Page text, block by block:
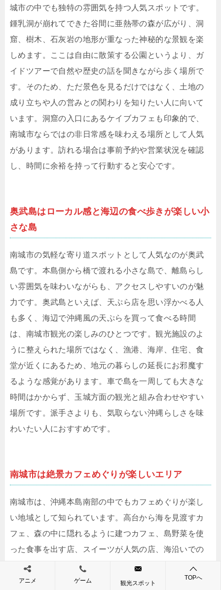
城市の中でも独特の雰囲気を持つ人気スポットです。
鍾乳洞が崩れてできた谷間に亜熱帯の森が広がり、洞
窟、樹木、石灰岩の地形が重なった神秘的な景観を楽
しめます。ここは自由に散策する公園というより、ガ
イドツアーで自然や歴史の話を聞きながら歩く場所で
す。そのため、ただ景色を見るだけではなく、土地の
成り立ちや人の営みとの関わりを知りたい人に向いて
います。洞窟の入口にあるケイブカフェも印象的で、
南城市ならではの非日常感を味わえる場所として人気
があります。訪れる場合は事前予約や営業状況を確認
し、時間に余裕を持って行動すると安心です。
奥武島はローカル感と海辺の食べ歩きが楽しい小
さな島
南城市の気軽な寄り道スポットとして人気なのが奥武
島です。本島側から橋で渡れる小さな島で、離島らし
い雰囲気を味わいながらも、アクセスしやすいのが魅
力です。奥武島といえば、天ぷら店を思い浮かべる人
も多く、海辺で沖縄風の天ぷらを買って食べる時間
は、南城市観光の楽しみのひとつです。観光施設のよ
うに整えられた場所ではなく、漁港、海岸、住宅、食
堂が近くにあるため、地元の暮らしの延長にお邪魔す
るような感覚があります。車で島を一周しても大きな
時間はかからず、玉城方面の観光と組み合わせやすい
場所です。派手さよりも、気取らない沖縄らしさを味
わいたい人におすすめです。
南城市は絶景カフェめぐりが楽しいエリア
南城市は、沖縄本島南部の中でもカフェめぐりが楽し
い地域として知られています。高台から海を見渡すカ
フェ、森の中に隠れるように建つカフェ、島野菜を使
った食事を出す店、スイーツが人気の店、海沿いでの
んびりできる店など、雰囲気の異なるお店が点在して
います。南城市のカフェの魅力は、料理そのものだけ
アニメ ゲーム 観光スポット
TOPへ